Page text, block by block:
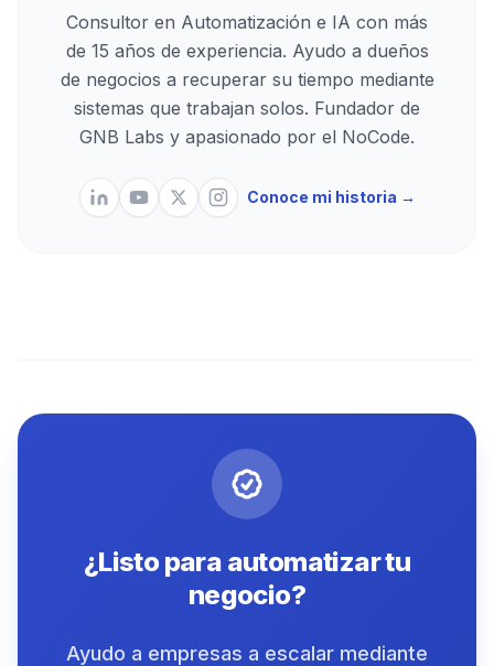
Consultor en Automatización e IA con más
de 15 años de experiencia. Ayudo a dueños
de negocios a recuperar su tiempo mediante
sistemas que trabajan solos. Fundador de
GNB Labs y apasionado por el NoCode.
Conoce mi historia →
¿Listo para automatizar tu
negocio?
Ayudo a empresas a escalar mediante